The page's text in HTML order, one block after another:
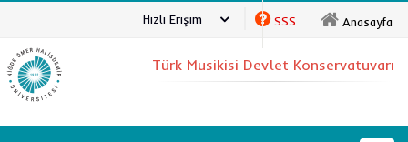
Anasayfa
SSS
Hızlı Erişim
Türk Musikisi Devlet Konservatuvarı